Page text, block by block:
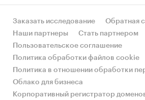
- Сок яблочный
- Смеси соков фруктовых и
- Соки фруктовые и овощные
- Воды минеральные и напитки
безалкогольные
- Воды минеральные и
неподслащенные и
- Воды минеральные
Заказать исследование
Обратная
Наши партнеры
Стать партнером
Пользовательское соглашение
Политика обработки файлов cookie
Политика в отношении обработки
Облако для бизнеса
Корпоративный регистратор